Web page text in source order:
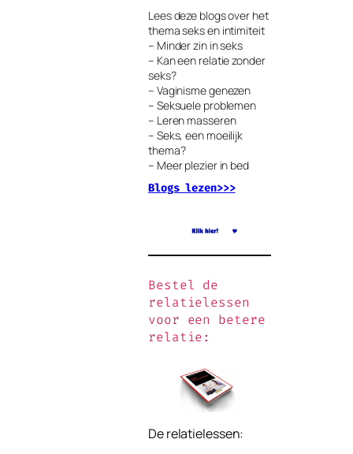
Lees deze blogs over het
thema seks en intimiteit
– Minder zin in seks
– Kan een relatie zonder
seks?
– Vaginisme genezen
– Seksuele problemen
– Leren masseren
– Seks, een moeilijk
thema?
– Meer plezier in bed
Blogs lezen>>>
Bestel de
relatielessen
voor een betere
relatie:
De relatielessen: